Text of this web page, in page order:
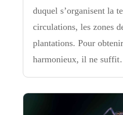
duquel s’organisent la
circulations, les zones
plantations. Pour
harmonieux, il ne